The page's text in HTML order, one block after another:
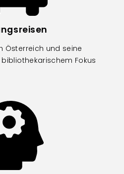
Österreich und seine
Fokus